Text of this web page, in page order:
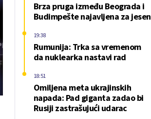
Brza pruga između Beograda i
Budimpešte najavljena za jesen
Rumunija: Trka sa vremenom
da nuklearka nastavi rad
19:38
Omiljena meta ukrajinskih
napada: Pad giganta zadao bi
Rusiji zastrašujući udarac
18:51